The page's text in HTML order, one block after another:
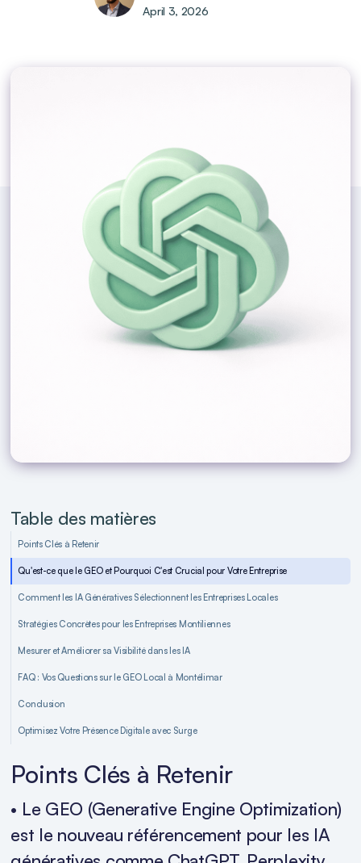
April 3, 2026
Table des matières
Points Clés à Retenir
Qu'est-ce que le GEO et Pourquoi C'est Crucial pour Votre Entreprise
Comment les IA Génératives Sélectionnent les Entreprises Locales
Stratégies Concrètes pour les Entreprises Montiliennes
Mesurer et Améliorer sa Visibilité dans les IA
FAQ : Vos Questions sur le GEO Local à Montélimar
Conclusion
Optimisez Votre Présence Digitale avec Surge
Points Clés à Retenir
• Le GEO (Generative Engine Optimization)
est le nouveau référencement pour les IA